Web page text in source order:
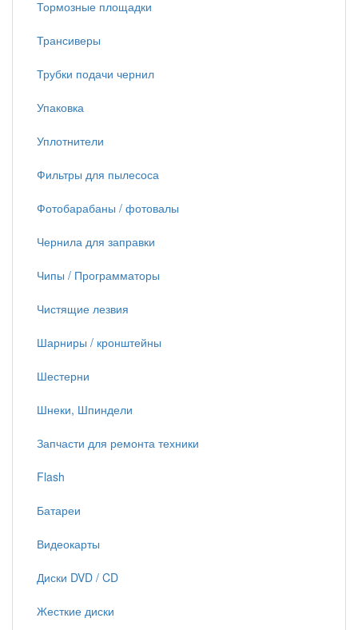
Тормозные площадки
Трансиверы
Трубки подачи чернил
Упаковка
Уплотнители
Фильтры для пылесоса
Фотобарабаны / фотовалы
Чернила для заправки
Чипы / Программаторы
Чистящие лезвия
Шарниры / кронштейны
Шестерни
Шнеки, Шпиндели
Запчасти для ремонта техники
Flash
Батареи
Видеокарты
Диски DVD / CD
Жесткие диски